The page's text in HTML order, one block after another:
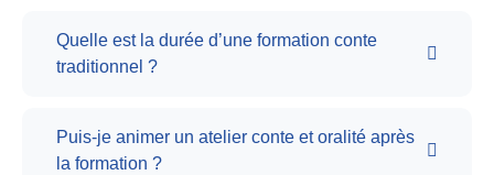
Quelle est la durée d’une formation conte
traditionnel ?
Puis-je animer un atelier conte et oralité après
la formation ?